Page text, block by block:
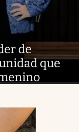
de
que